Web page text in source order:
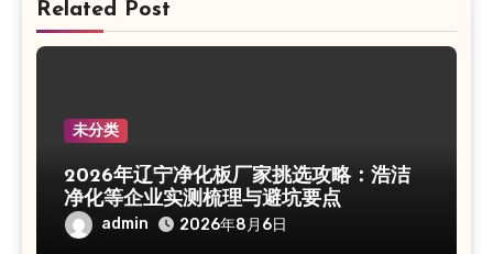
Related Post
未分类
2026年辽宁净化板厂家挑选攻略：浩洁
净化等企业实测梳理与避坑要点
admin 2026年8月6日